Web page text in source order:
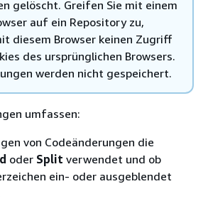
gelöscht. Greifen Sie mit einem
auf ein Repository zu,
diesem Browser keinen Zugriff
des ursprünglichen Browsers.
werden nicht gespeichert.
umfassen:
von Codeänderungen die
oder Split verwendet und ob
ein- oder ausgeblendet